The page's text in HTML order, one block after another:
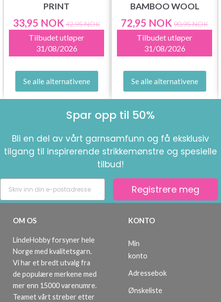
PRINT
33,95 NOK 42,95 NOK
Tilbudet utløper
31/08/2026
Se alle alternativene
BAMBOO WOOL
72,95 NOK 90,95 NOK
Tilbudet utløper
31/08/2026
Se alle alternativene
Spar opp til 50%
Bli en del av vårt garnsamfunn og få eksklusiv
tilgang til inspirerende strikkemønstre og spesielle
tilbud!
Registrere meg
OM OS
LindeHobby forsyner hele
Norge med kvalitetsgarn.
Vi har et bredt utvalg fra
de populære merkene med
mer enn 15000 varenumre.
Teamet vårt streber etter
KONTO
Min
konto
Adressebok
Ønskeliste